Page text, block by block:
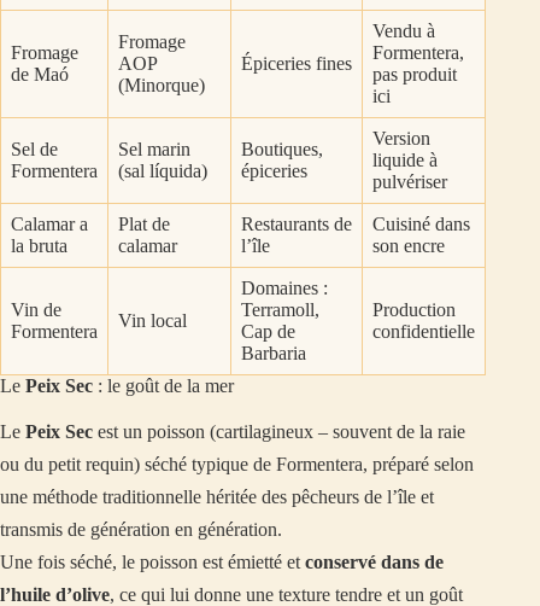
Fromage
de Maó
Fromage
AOP
(Minorque)
Épiceries fines
Vendu à
Formentera,
pas produit
ici
Sel de
Formentera
Sel marin
(sal líquida)
Boutiques,
épiceries
Version
liquide à
pulvériser
Calamar a
la bruta
Plat de
calamar
Restaurants de
l’île
Cuisiné dans
son encre
Vin de
Formentera
Vin local
Domaines :
Terramoll,
Cap de
Barbaria
Production
confidentielle
Le Peix Sec : le goût de la mer
Le Peix Sec est un poisson (cartilagineux – souvent de la raie
ou du petit requin) séché typique de Formentera, préparé selon
une méthode traditionnelle héritée des pêcheurs de l’île et
transmis de génération en génération.
Une fois séché, le poisson est émietté et conservé dans de
l’huile d’olive, ce qui lui donne une texture tendre et un goût